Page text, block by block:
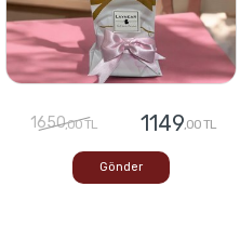
1650,00 TL 1149,00 TL
Gönder